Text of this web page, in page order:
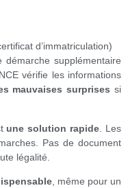
d’immatriculation)
supplémentaire
vérifie les informations
mauvaises surprises si
une solution rapide . Les
Pas de document
légalité.
, même pour un